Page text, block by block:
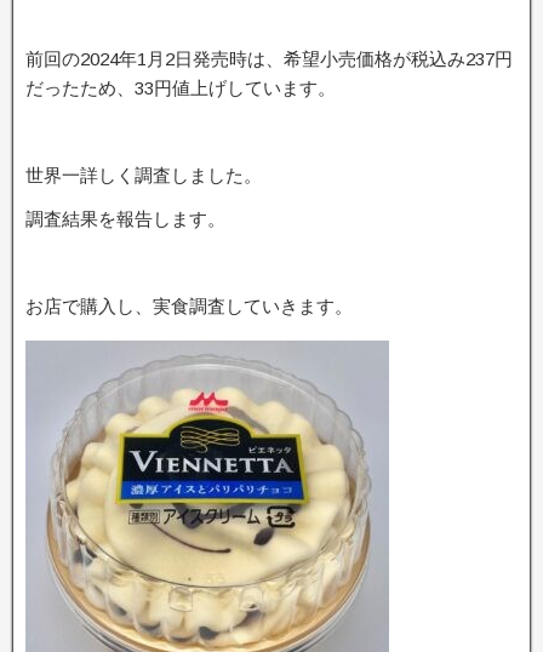
前回の2024年1月2日発売時は、希望小売価格が税込み237円
だったため、33円値上げしています。
世界一詳しく調査しました。
調査結果を報告します。
お店で購入し、実食調査していきます。